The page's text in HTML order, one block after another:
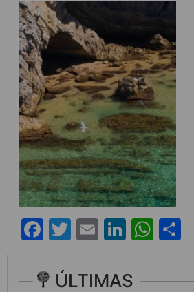
Facebook
Twitter
Email
ÚLTIMAS